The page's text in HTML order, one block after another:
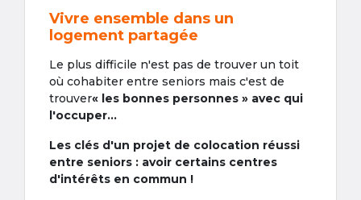
Vivre ensemble dans un
logement partagée
Le plus difficile n'est pas de trouver un toit
où cohabiter entre seniors mais c'est de
trouver« les bonnes personnes » avec qui
l'occuper...
Les clés d'un projet de colocation réussi
entre seniors : avoir certains centres
d'intérêts en commun !